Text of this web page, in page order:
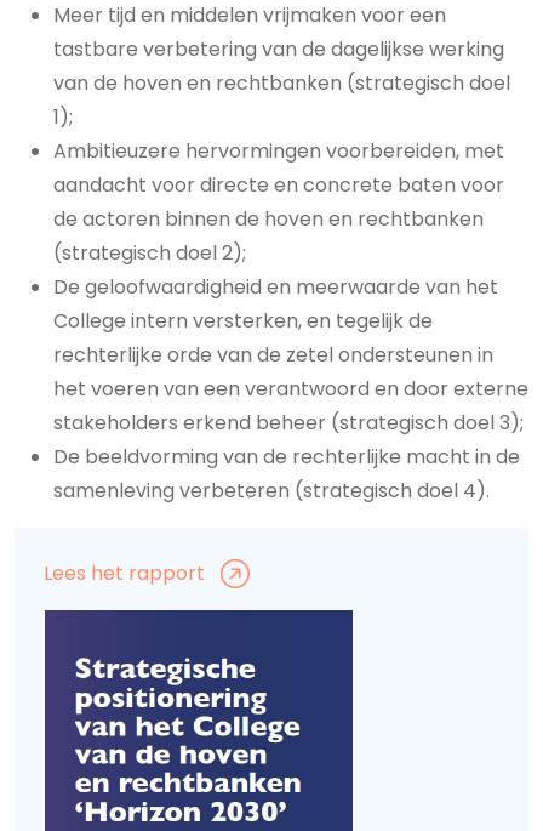
Meer tijd en middelen vrijmaken voor een
tastbare verbetering van de dagelijkse werking
van de hoven en rechtbanken (strategisch doel
1);
Ambitieuzere hervormingen voorbereiden, met
aandacht voor directe en concrete baten voor
de actoren binnen de hoven en rechtbanken
(strategisch doel 2);
De geloofwaardigheid en meerwaarde van het
College intern versterken, en tegelijk de
rechterlijke orde van de zetel ondersteunen in
het voeren van een verantwoord en door externe
stakeholders erkend beheer (strategisch doel 3);
De beeldvorming van de rechterlijke macht in de
samenleving verbeteren (strategisch doel 4).
Lees het rapport